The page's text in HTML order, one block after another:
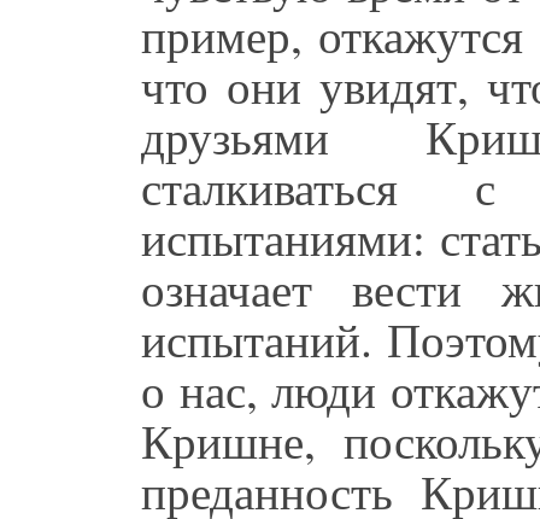
пример,
что они увидят,
друзьями
сталкиваться
испытаниями:
означает вести
испытаний.
о нас, люди
Кришне,
преданность